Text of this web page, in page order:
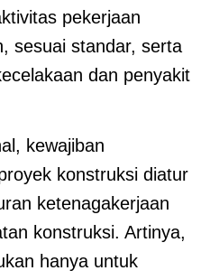
pekerjaan
sesuai standar, serta
dan penyakit
kewajiban
konstruksi diatur
ketenagakerjaan
konstruksi. Artinya,
hanya untuk